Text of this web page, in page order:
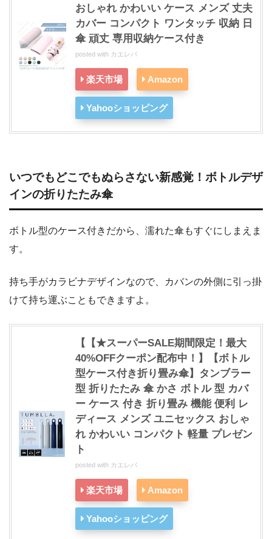
おしゃれ かわいい ケース メンズ 丈夫
カバー コンパクト ワンタッチ 収納 日
傘 頑丈 専用収納ケース付き
posted with カエレバ
楽天市場 Amazon
Yahooショッピング
いつでもどこでもぬらさない新感覚！ボトルデザ
インの折りたたみ傘
ボトル型のケース付きだから、濡れた傘もすぐにしまえま
す。
持ち手がカラビナデザインなので、カバンの外側に引っ掛
けて持ち運ぶこともできますよ。
【【★スーパーSALE期間限定！最大
40%OFFクーポン配布中！】【ボトル
型ケース付き折り畳み傘】タンブラー
型 折りたたみ 傘 かさ ボトル 型 カバ
ー ケース 付き 折り畳み 機能 便利 レ
ディース メンズ ユニセックス おしゃ
れ かわいい コンパクト 軽量 プレゼン
ト
posted with カエレバ
楽天市場 Amazon
Yahooショッピング